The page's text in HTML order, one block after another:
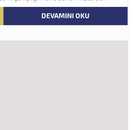
Plaka Tanıma Sistemine eklenmiştir.
yıllarda 4K ve...DEVAMINI OKU